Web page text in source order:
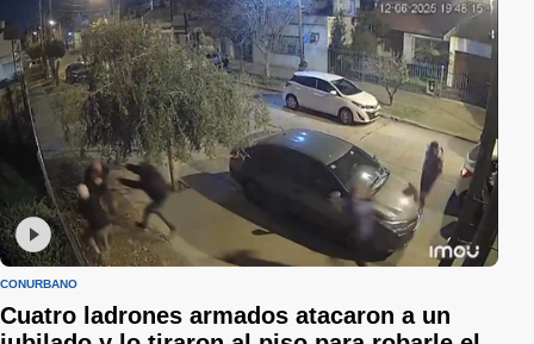
CONURBANO
Cuatro ladrones armados atacaron a un